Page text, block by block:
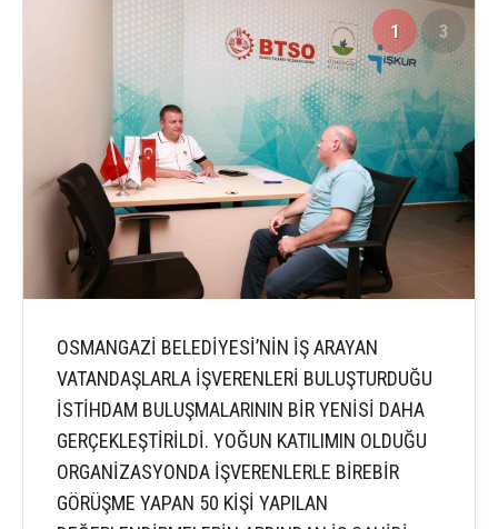
1 3
OSMANGAZİ BELEDİYESİ’NİN İŞ ARAYAN
VATANDAŞLARLA İŞVERENLERİ BULUŞTURDUĞU
İSTİHDAM BULUŞMALARININ BİR YENİSİ DAHA
GERÇEKLEŞTİRİLDİ. YOĞUN KATILIMIN OLDUĞU
ORGANİZASYONDA İŞVERENLERLE BİREBİR
GÖRÜŞME YAPAN 50 KİŞİ YAPILAN